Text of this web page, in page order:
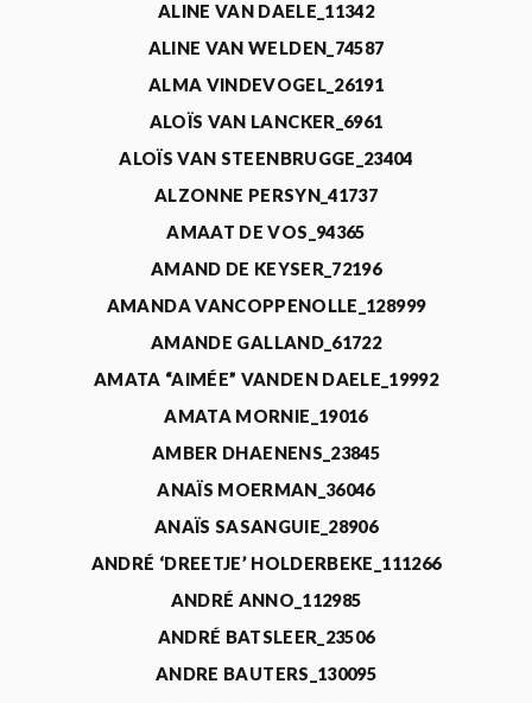
ALINE VAN DAELE_11342
ALINE VAN WELDEN_74587
ALMA VINDEVOGEL_26191
ALOÏS VAN LANCKER_6961
ALOÏS VAN STEENBRUGGE_23404
ALZONNE PERSYN_41737
AMAAT DE VOS_94365
AMAND DE KEYSER_72196
AMANDA VANCOPPENOLLE_128999
AMANDE GALLAND_61722
AMATA “AIMÉE” VANDEN DAELE_19992
AMATA MORNIE_19016
AMBER DHAENENS_23845
ANAÏS MOERMAN_36046
ANAÏS SASANGUIE_28906
ANDRÉ ‘DREETJE’ HOLDERBEKE_111266
ANDRÉ ANNO_112985
ANDRÉ BATSLEER_23506
ANDRE BAUTERS_130095